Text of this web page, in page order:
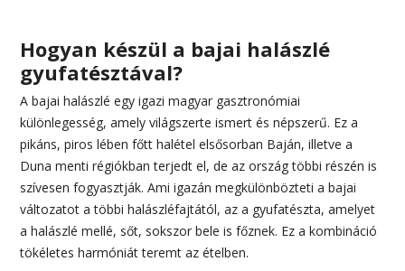
Hogyan készül a bajai halászlé
gyufatésztával?
A bajai halászlé egy igazi magyar gasztronómiai
különlegesség, amely világszerte ismert és népszerű. Ez a
pikáns, piros lében főtt halétel elsősorban Baján, illetve a
Duna menti régiókban terjedt el, de az ország többi részén is
szívesen fogyasztják. Ami igazán megkülönbözteti a bajai
változatot a többi halászléfajtától, az a gyufatészta, amelyet
a halászlé mellé, sőt, sokszor bele is főznek. Ez a kombináció
tökéletes harmóniát teremt az ételben.